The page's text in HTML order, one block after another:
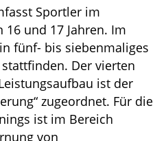
Sportler im
und 17 Jahren. Im
fünf- bis siebenmaliges
Der vierten
ist der
zugeordnet. Für die
ist im Bereich
von